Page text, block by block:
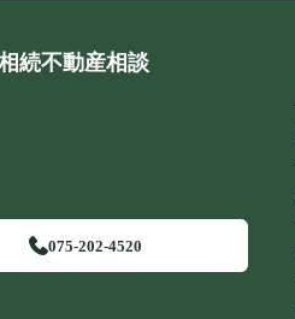
続不動産相談
075-202-4520